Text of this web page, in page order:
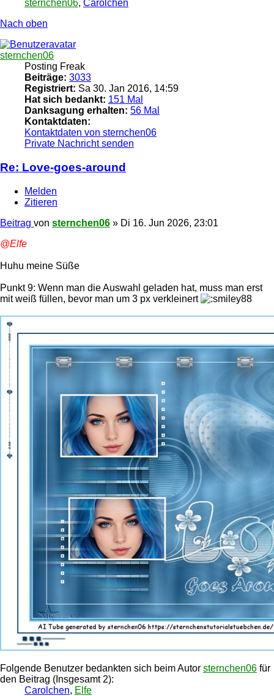
sternchen06, Carolchen
Nach oben
sternchen06
Posting Freak
Beiträge: 3033
Registriert: Sa 30. Jan 2016, 14:59
Hat sich bedankt: 151 Mal
Danksagung erhalten: 56 Mal
Kontaktdaten:
Kontaktdaten von sternchen06
Private Nachricht senden
Re: Love-goes-around
Melden
Zitieren
Beitrag von sternchen06 » Di 16. Jun 2026, 23:01
@Elfe
Huhu meine Süße
Punkt 9: Wenn man die Auswahl geladen hat, muss man erst
mit weiß füllen, bevor man um 3 px verkleinert
Folgende Benutzer bedankten sich beim Autor sternchen06 für
den Beitrag (Insgesamt 2):
Carolchen, Elfe